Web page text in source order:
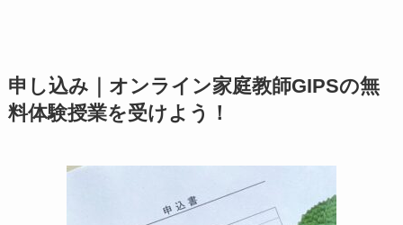
申し込み｜オンライン家庭教師GIPSの無
料体験授業を受けよう！